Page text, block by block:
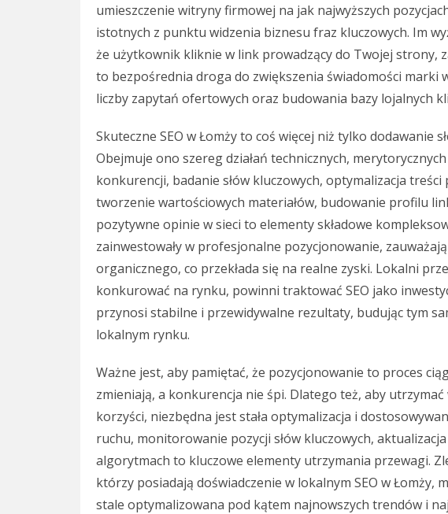
umieszczenie witryny firmowej na jak najwyższych
istotnych z punktu widzenia biznesu fraz kluczowych. Im
że użytkownik kliknie w link prowadzący do Twojej strony,
to bezpośrednia droga do zwiększenia świadomości marki
liczby zapytań ofertowych oraz budowania bazy lojalnych
Skuteczne SEO w Łomży to coś więcej niż tylko dodawanie
Obejmuje ono szereg działań technicznych,
konkurencji, badanie słów kluczowych, optymalizacja
tworzenie wartościowych materiałów, budowanie profilu
pozytywne opinie w sieci to elementy składowe
zainwestowały w profesjonalne pozycjonowanie,
organicznego, co przekłada się na realne zyski. Lokalni
konkurować na rynku, powinni traktować SEO jako
przynosi stabilne i przewidywalne rezultaty, budując tym
lokalnym rynku.
Ważne jest, aby pamiętać, że pozycjonowanie to proces
zmieniają, a konkurencja nie śpi. Dlatego też, aby
korzyści, niezbędna jest stała optymalizacja i
ruchu, monitorowanie pozycji słów kluczowych,
algorytmach to kluczowe elementy utrzymania przewagi.
którzy posiadają doświadczenie w lokalnym SEO w Łomży,
stale optymalizowana pod kątem najnowszych trendów i